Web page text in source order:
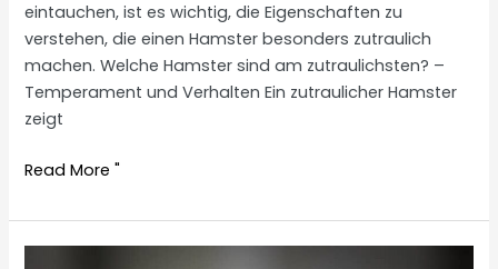
eintauchen, ist es wichtig, die Eigenschaften zu
verstehen, die einen Hamster besonders zutraulich
machen. Welche Hamster sind am zutraulichsten? –
Temperament und Verhalten Ein zutraulicher Hamster
zeigt
Which
are
the
Read More "